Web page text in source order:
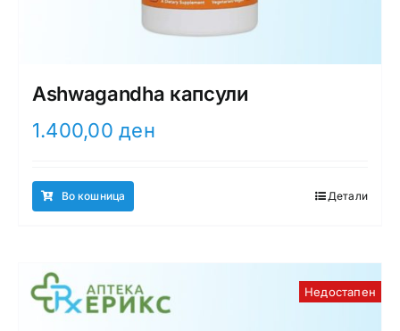
Ashwagandha капсули
1.400,00ден
Во кошница Детали
Недостапен